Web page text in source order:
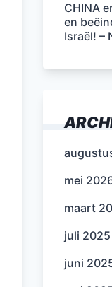
CHINA
en
Israël! –
mei
maart
juli 2025
juni